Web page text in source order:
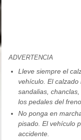
ADVERTENCIA
Lleve siempre el
vehículo. El
sandalias,
los pedales del
No ponga en
pisado. El vehículo
accidente.